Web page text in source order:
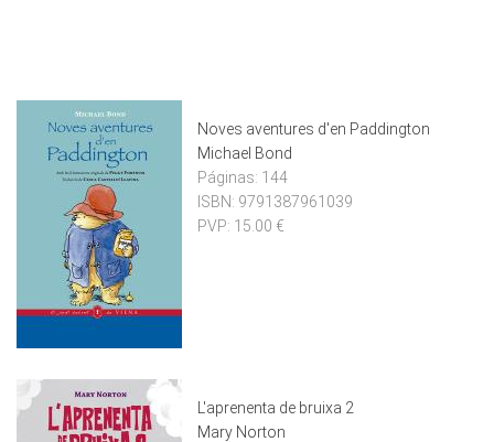
Noves aventures d'en Paddington
Michael Bond
Páginas: 144
ISBN: 9791387961039
PVP: 15.00 €
L'aprenenta de bruixa 2
Mary Norton